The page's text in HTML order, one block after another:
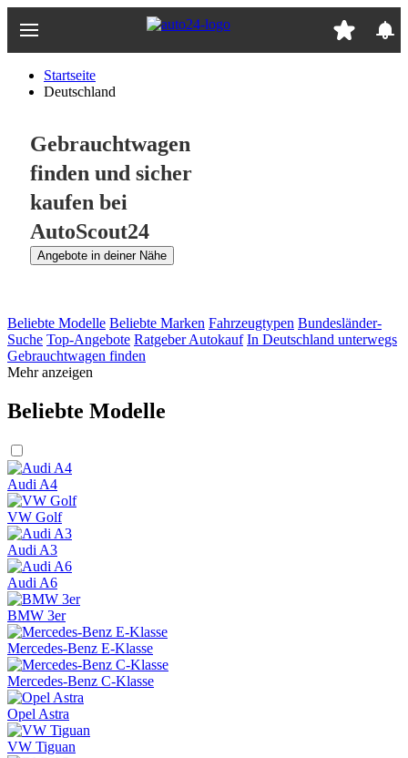
Hauptinhalt
Startseite
Deutschland
Gebrauchtwagen
finden und sicher
kaufen bei
AutoScout24
Angebote in deiner Nähe
Beliebte Modelle Beliebte Marken Fahrzeugtypen Bundesländer-
Suche Top-Angebote Ratgeber Autokauf In Deutschland unterwegs
Gebrauchtwagen finden
Mehr anzeigen
Beliebte Modelle
Audi A4
VW Golf
Audi A3
Audi A6
BMW 3er
Mercedes-Benz E-Klasse
Mercedes-Benz C-Klasse
Opel Astra
VW Tiguan